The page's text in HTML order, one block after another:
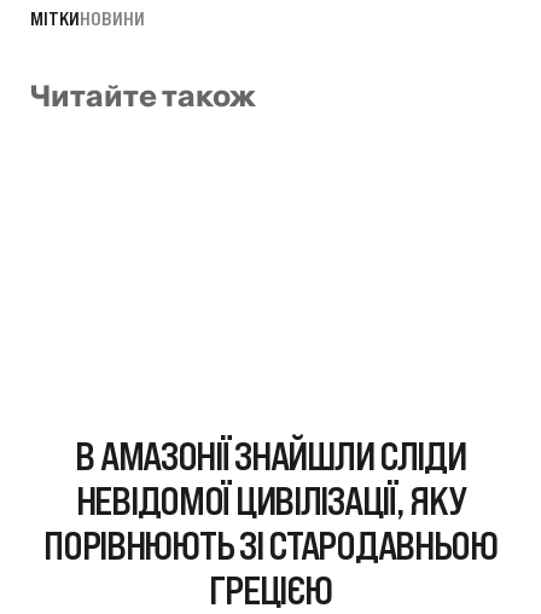
МІТКИНОВИНИ
Читайте також
В АМАЗОНІЇ ЗНАЙШЛИ СЛІДИ
НЕВІДОМОЇ ЦИВІЛІЗАЦІЇ, ЯКУ
ПОРІВНЮЮТЬ ЗІ СТАРОДАВНЬОЮ
ГРЕЦІЄЮ